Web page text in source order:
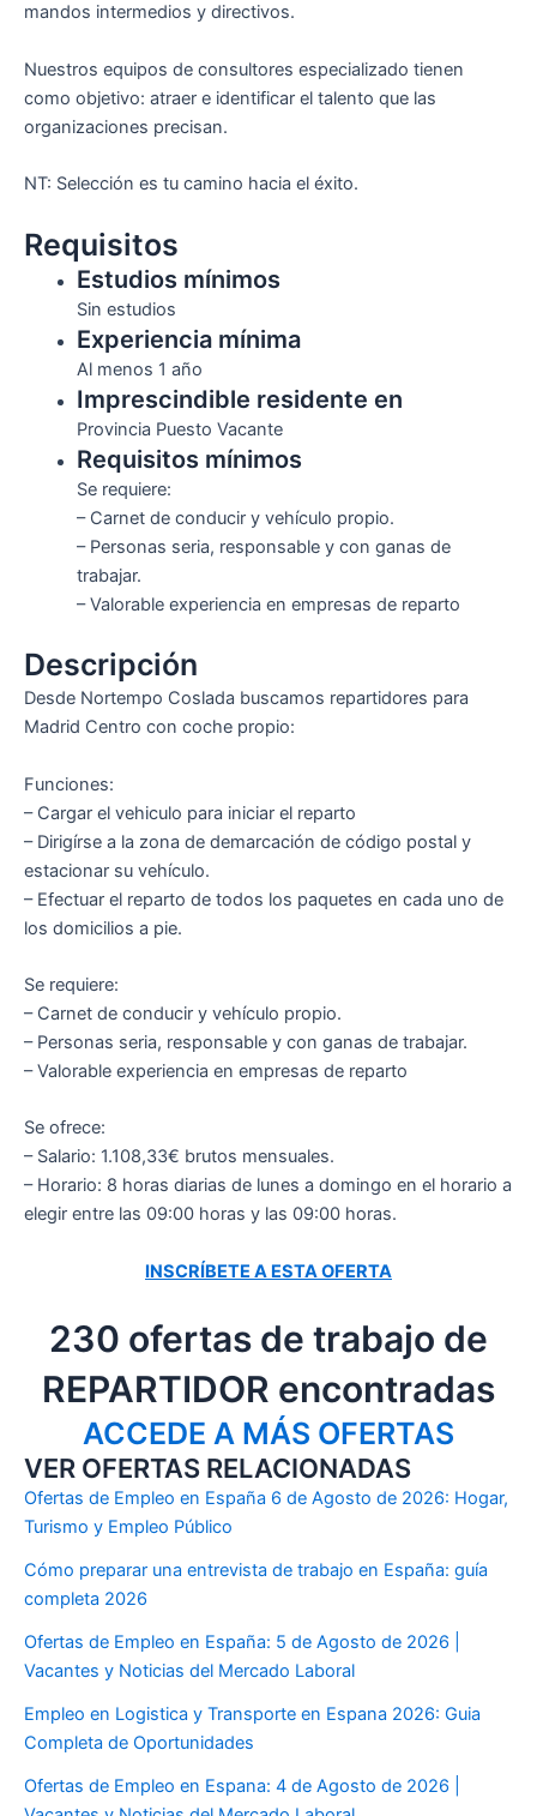
mandos intermedios y directivos.
Nuestros equipos de consultores especializado tienen
como objetivo: atraer e identificar el talento que las
organizaciones precisan.
NT: Selección es tu camino hacia el éxito.
Requisitos
Estudios mínimos
Sin estudios
Experiencia mínima
Al menos 1 año
Imprescindible residente en
Provincia Puesto Vacante
Requisitos mínimos
Se requiere:
– Carnet de conducir y vehículo propio.
– Personas seria, responsable y con ganas de
trabajar.
– Valorable experiencia en empresas de reparto
Descripción
Desde Nortempo Coslada buscamos repartidores para
Madrid Centro con coche propio:
Funciones:
– Cargar el vehiculo para iniciar el reparto
– Dirigírse a la zona de demarcación de código postal y
estacionar su vehículo.
– Efectuar el reparto de todos los paquetes en cada uno de
los domicilios a pie.
Se requiere:
– Carnet de conducir y vehículo propio.
– Personas seria, responsable y con ganas de trabajar.
– Valorable experiencia en empresas de reparto
Se ofrece:
– Salario: 1.108,33€ brutos mensuales.
– Horario: 8 horas diarias de lunes a domingo en el horario a
elegir entre las 09:00 horas y las 09:00 horas.
INSCRÍBETE A ESTA OFERTA
230 ofertas de trabajo de
REPARTIDOR encontradas
ACCEDE A MÁS OFERTAS
VER OFERTAS RELACIONADAS
Ofertas de Empleo en España 6 de Agosto de 2026: Hogar,
Turismo y Empleo Público
Cómo preparar una entrevista de trabajo en España: guía
completa 2026
Ofertas de Empleo en España: 5 de Agosto de 2026 |
Vacantes y Noticias del Mercado Laboral
Empleo en Logistica y Transporte en Espana 2026: Guia
Completa de Oportunidades
Ofertas de Empleo en Espana: 4 de Agosto de 2026 |